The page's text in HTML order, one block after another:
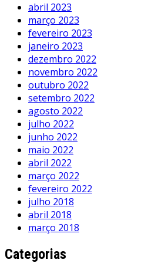
abril 2023
março 2023
fevereiro 2023
janeiro 2023
dezembro 2022
novembro 2022
outubro 2022
setembro 2022
agosto 2022
julho 2022
junho 2022
maio 2022
abril 2022
março 2022
fevereiro 2022
julho 2018
abril 2018
março 2018
Categorias